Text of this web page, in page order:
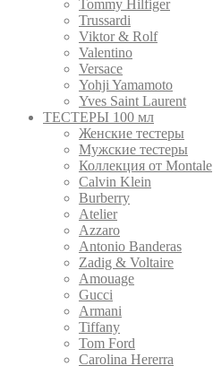
Tommy Hilfiger
Trussardi
Viktor & Rolf
Valentino
Versace
Yohji Yamamoto
Yves Saint Laurent
ТЕСТЕРЫ 100 мл
Женские тестеры
Мужские тестеры
Коллекция от Montale
Calvin Klein
Burberry
Atelier
Azzaro
Antonio Banderas
Zadig & Voltaire
Amouage
Gucci
Armani
Tiffany
Tom Ford
Carolina Hererra